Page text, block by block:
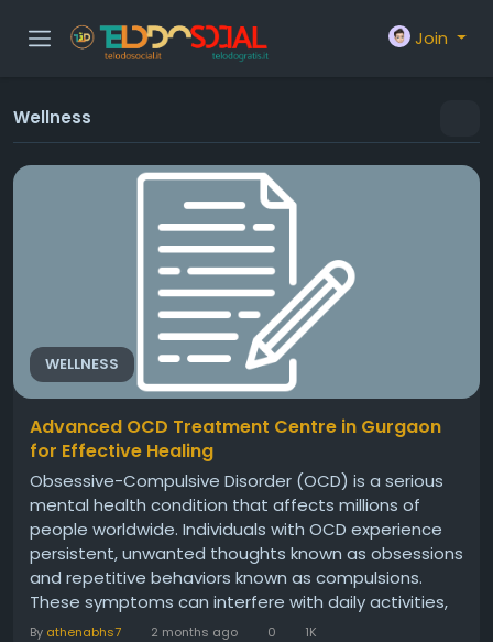
Join
Wellness
WELLNESS
Advanced OCD Treatment Centre in Gurgaon
for Effective Healing
Obsessive-Compulsive Disorder (OCD) is a serious
mental health condition that affects millions of
people worldwide. Individuals with OCD experience
persistent, unwanted thoughts known as obsessions
and repetitive behaviors known as compulsions.
These symptoms can interfere with daily activities,
relationships, work performance, and overall quality
By athenabhs7 2 months ago 0 1K